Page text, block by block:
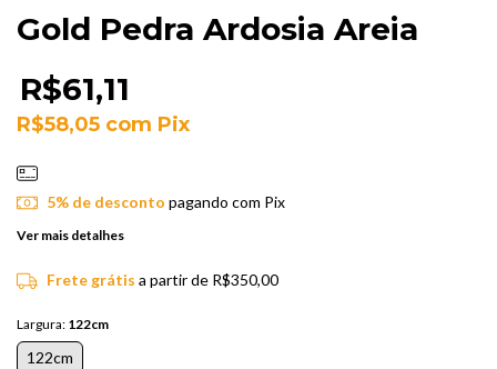
Gold Pedra Ardosia Areia
R$61,11
R$58,05 com Pix
5% de desconto pagando com Pix
Ver mais detalhes
Frete grátis a partir de R$350,00
Largura: 122cm
122cm